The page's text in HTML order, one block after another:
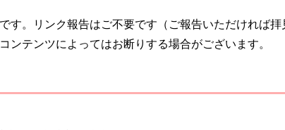
す。リンク報告はご不要です（ご報告いただければ拝
ンテンツによってはお断りする場合がございます。